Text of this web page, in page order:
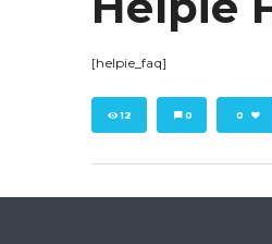
[helpie_faq]
12 0 0